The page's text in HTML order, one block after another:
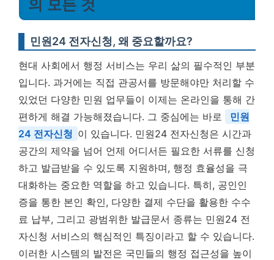
의 모든 것
민원24 전자신청, 왜 중요할까요?
현대 사회에서 행정 서비스는 우리 삶의 필수적인 부분
입니다. 과거에는 직접 관공서를 방문해야만 처리할 수
있었던 다양한 민원 업무들이 이제는 온라인을 통해 간
편하게 해결 가능해졌습니다. 그 중심에는 바로
민원
24 전자신청 이 있습니다. 민원24 전자신청은 시간과
공간의 제약을 넘어 언제 어디서든 필요한 서류를 신청
하고 발급받을 수 있도록 지원하며, 행정 효율성을 극
대화하는 중요한 역할을 하고 있습니다. 특히, 공인인
증을 통한 본인 확인, 다양한 결제 수단을 활용한 수수
료 납부, 그리고 광범위한 발급문서 종류는 민원24 전
자신청 서비스의 핵심적인 특징이라고 할 수 있습니다.
이러한 시스템의 발전은 국민들의 행정 접근성을 높이